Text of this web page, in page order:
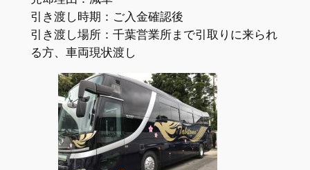
引き渡し時期：ご入金確認後
引き渡し場所：千葉営業所まで引取りに来られ
る方、車両現状渡し